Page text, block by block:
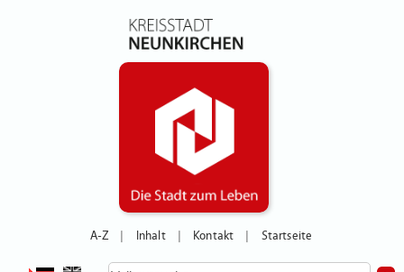
A-Z Inhalt Kontakt Startseite